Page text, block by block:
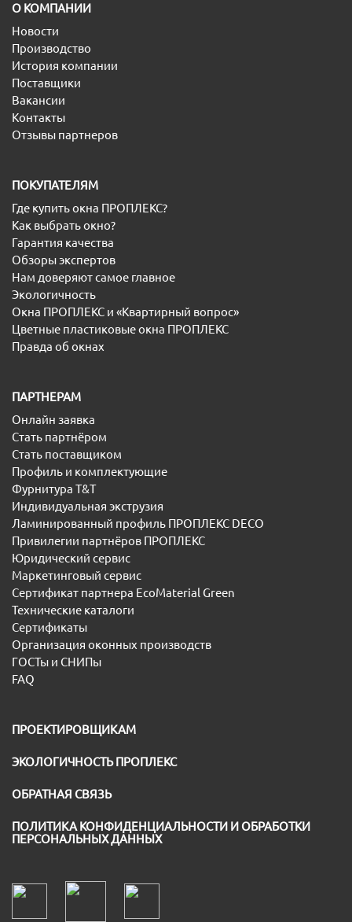
O КОМПАНИИ
Новости
Производство
История компании
Поставщики
Вакансии
Контакты
Отзывы партнеров
ПОКУПАТЕЛЯМ
Где купить окна ПРОПЛЕКС?
Как выбрать окно?
Гарантия качества
Обзоры экспертов
Нам доверяют самое главное
Экологичность
Окна ПРОПЛЕКС и «Квартирный вопрос»
Цветные пластиковые окна ПРОПЛЕКС
Правда об окнах
ПАРТНЕРАМ
Онлайн заявка
Стать партнёром
Стать поставщиком
Профиль и комплектующие
Фурнитура T&T
Индивидуальная экструзия
Ламинированный профиль ПРОПЛЕКС DECO
Привилегии партнёров ПРОПЛЕКС
Юридический сервис
Маркетинговый сервис
Сертификат партнера EcoMaterial Green
Технические каталоги
Сертификаты
Организация оконных производств
ГОСТы и СНИПы
FAQ
ПРОЕКТИРОВЩИКАМ
ЭКОЛОГИЧНОСТЬ ПРОПЛЕКС
ОБРАТНАЯ СВЯЗЬ
ПОЛИТИКА КОНФИДЕНЦИАЛЬНОСТИ И ОБРАБОТКИ
ПЕРСОНАЛЬНЫХ ДАННЫХ